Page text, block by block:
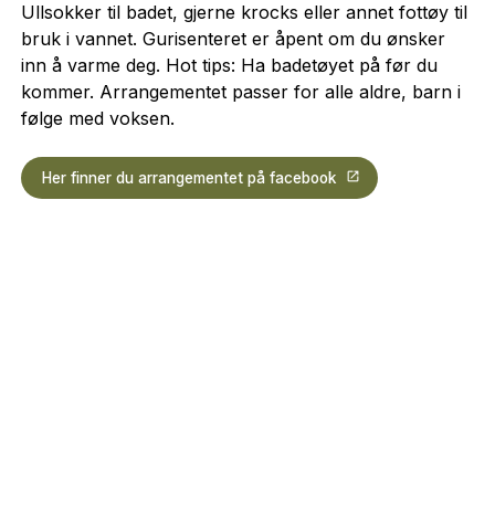
Ullsokker til badet, gjerne krocks eller annet fottøy til
bruk i vannet. Gurisenteret er åpent om du ønsker
inn å varme deg. Hot tips: Ha badetøyet på før du
kommer. Arrangementet passer for alle aldre, barn i
følge med voksen.
Her finner du arrangementet på facebook